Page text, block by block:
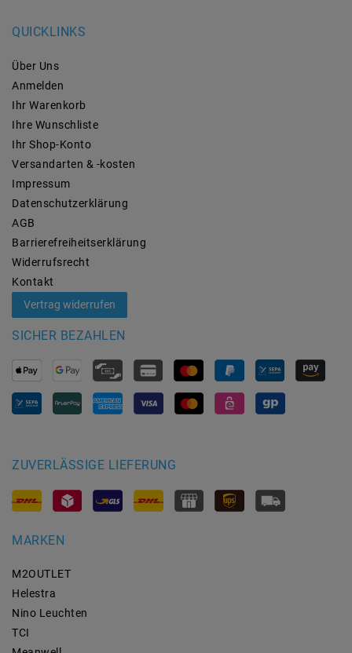
QUICKLINKS
Über Uns
Anmelden
Ihr Warenkorb
Ihre Wunschliste
Ihr Shop-Konto
Versandarten & -kosten
Impressum
Daten­schutz­erklärung
AGB
Barrierefreiheitserklärung
Widerrufs­recht
Kontakt
Vertrag widerrufen
SICHER BEZAHLEN
ZUVERLÄSSIGE LIEFERUNG
MARKEN
M2OUTLET
Helestra
Nino Leuchten
TCI